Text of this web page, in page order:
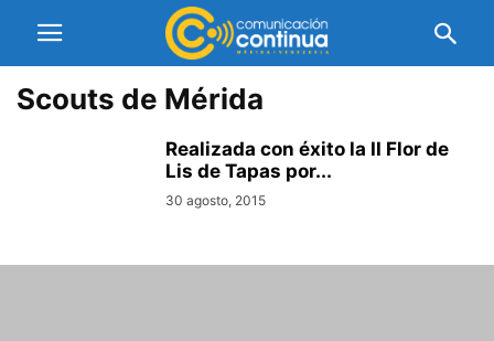
Scouts de Mérida
Realizada con éxito la II Flor de
Lis de Tapas por...
30 agosto, 2015